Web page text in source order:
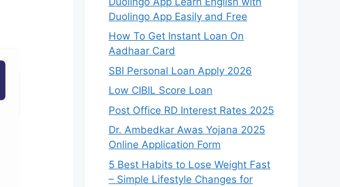
Duolingo App Easily and Free
How To Get Instant Loan On
Aadhaar Card
SBI Personal Loan Apply 2026
Low CIBIL Score Loan
Post Office RD Interest Rates 2025
Dr. Ambedkar Awas Yojana 2025
Online Application Form
5 Best Habits to Lose Weight Fast
– Simple Lifestyle Changes for